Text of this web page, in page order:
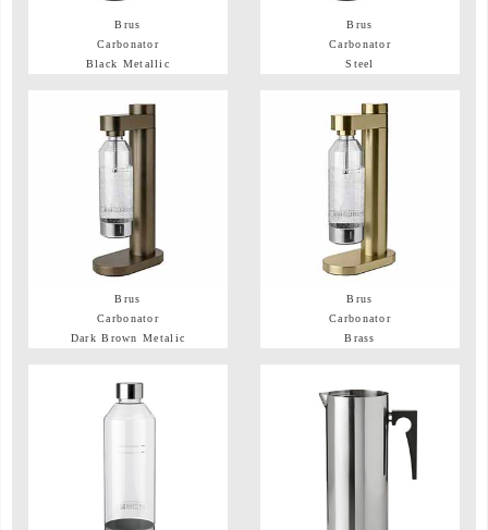
Brus
Carbonator
Black Metallic
Brus
Carbonator
Steel
Brus
Carbonator
Dark Brown Metalic
Brus
Carbonator
Brass